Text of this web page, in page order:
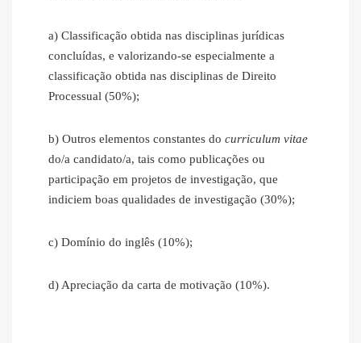
a) Classificação obtida nas disciplinas jurídicas
concluídas, e valorizando-se especialmente a
classificação obtida nas disciplinas de Direito
Processual (50%);
b) Outros elementos constantes do curriculum vitae
do/a candidato/a, tais como publicações ou
participação em projetos de investigação, que
indiciem boas qualidades de investigação (30%);
c) Domínio do inglês (10%);
d) Apreciação da carta de motivação (10%).